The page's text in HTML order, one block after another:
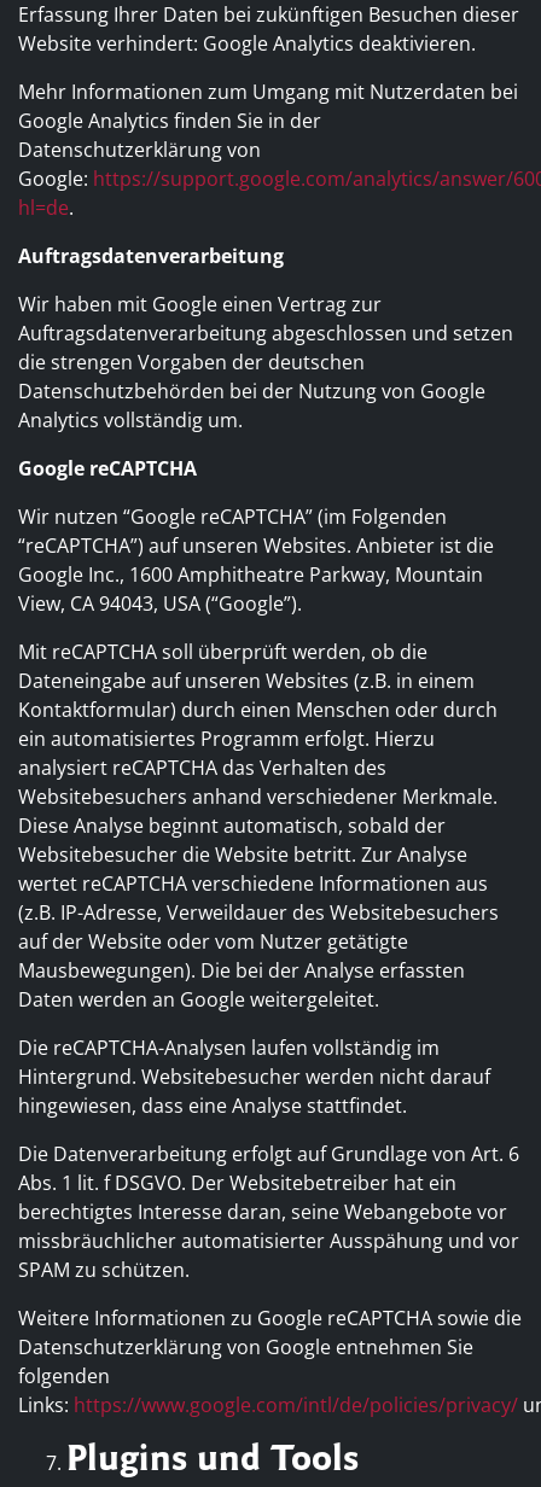
Erfassung Ihrer Daten bei zukünftigen Besuchen dieser
Website verhindert: Google Analytics deaktivieren.
Mehr Informationen zum Umgang mit Nutzerdaten bei
Google Analytics finden Sie in der
Datenschutzerklärung von
Google: https://support.google.com/analytics/answer/
hl=de.
Auftragsdatenverarbeitung
Wir haben mit Google einen Vertrag zur
Auftragsdatenverarbeitung abgeschlossen und setzen
die strengen Vorgaben der deutschen
Datenschutzbehörden bei der Nutzung von Google
Analytics vollständig um.
Google reCAPTCHA
Wir nutzen “Google reCAPTCHA” (im Folgenden
“reCAPTCHA”) auf unseren Websites. Anbieter ist die
Google Inc., 1600 Amphitheatre Parkway, Mountain
View, CA 94043, USA (“Google”).
Mit reCAPTCHA soll überprüft werden, ob die
Dateneingabe auf unseren Websites (z.B. in einem
Kontaktformular) durch einen Menschen oder durch
ein automatisiertes Programm erfolgt. Hierzu
analysiert reCAPTCHA das Verhalten des
Websitebesuchers anhand verschiedener Merkmale.
Diese Analyse beginnt automatisch, sobald der
Websitebesucher die Website betritt. Zur Analyse
wertet reCAPTCHA verschiedene Informationen aus
(z.B. IP-Adresse, Verweildauer des Websitebesuchers
auf der Website oder vom Nutzer getätigte
Mausbewegungen). Die bei der Analyse erfassten
Daten werden an Google weitergeleitet.
Die reCAPTCHA-Analysen laufen vollständig im
Hintergrund. Websitebesucher werden nicht darauf
hingewiesen, dass eine Analyse stattfindet.
Die Datenverarbeitung erfolgt auf Grundlage von Art. 6
Abs. 1 lit. f DSGVO. Der Websitebetreiber hat ein
berechtigtes Interesse daran, seine Webangebote vor
missbräuchlicher automatisierter Ausspähung und vor
SPAM zu schützen.
Weitere Informationen zu Google reCAPTCHA sowie die
Datenschutzerklärung von Google entnehmen Sie
folgenden
Links: https://www.google.com/intl/de/policies/privacy/
Plugins und Tools